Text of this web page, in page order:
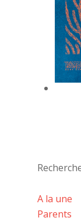
A la une
Parents